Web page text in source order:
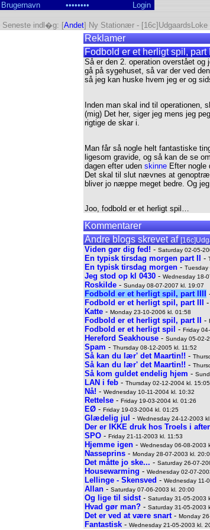
Seneste indl�g: [Andet] Ny Stationær - [16c]UdgaardsLoke
Reklamer
Fodbold er et herligt spil, part
Så er den 2. operation overstået
gå på sygehuset, så var der ved
så jeg kan huske hvem jeg er og
Inden man skal ind til operationen,
(mig) Det her, siger jeg mens jeg
rigtige de skar i.
Man får så nogle helt fantastiske
ligesom gravide, og så kan de se
dagen efter uden skinneEfter nogle
Det skal til slut nævnes at
bliver jo næppe meget bedre. Og
Joo, fodbold er et herligt spil…
Kommentarer
Andre blogs skrevet af
Viden gør dig fed! - Saturday 02-05-
En typisk tirsdag morgen part II -
En typisk tirsdag morgen- Tuesday
Jeg stod op kl 0430- Wednesday 18-
Roskilde- Sunday 08-07-2007 kl. 19:07
Fodbold er et herligt spil, part IIII
Fodbold er et herligt spil, part III -
Katte- Monday 23-10-2006 kl. 01:58
Fodbold er et herligt spil, part II -
Fodbold er et herligt spil - Friday
Hereford Seakhouse- Sunday 05-02-
Spam - Thursday 08-12-2005 kl. 11:52
Så kan du lær' det Maartin!! -
Så kan du lær' det Maartin!! -
Så kom guldet endelig hjem -
LAN i feb- Thursday 02-12-2004 kl. 15:05
Nå! - Wednesday 10-11-2004 kl. 10:32
Rettelse- Friday 19-03-2004 kl. 01:26
EØ- Friday 19-03-2004 kl. 01:25
Glædelig jul - Wednesday 24-12-2003
Der er IKKE druk hos Troels i
SPO- Friday 21-11-2003 kl. 11:53
Hjemme igen- Wednesday 06-08-2003
Nasseprins- Monday 28-07-2003 kl.
Det måtte jo ske... - Saturday 26-07-
Housewarming - Wednesday 02-07-
Lellinge - Skensved - Wednesday 11-
Allan- Saturday 07-06-2003 kl. 20:00
Og lige til sidst- Saturday 31-05-2003
Hvad gør man?- Saturday 31-05-2003
Det er ved at være snart- Monday
Fantastisk- Wednesday 21-05-2003 kl.